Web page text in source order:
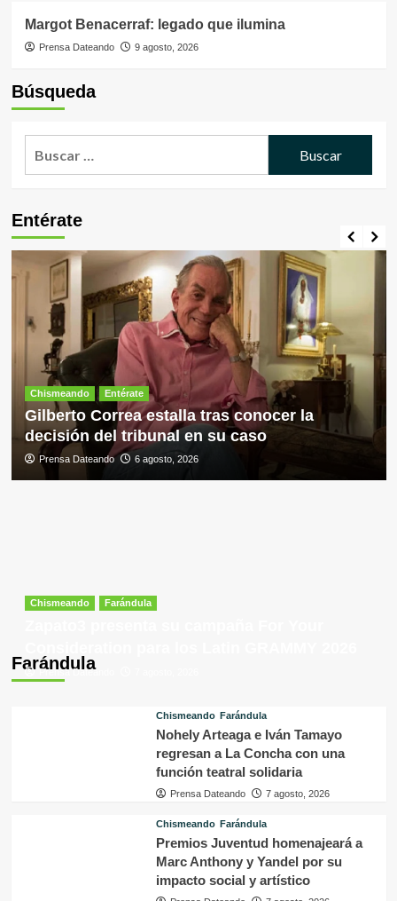
Margot Benacerraf: legado que ilumina
Prensa Dateando 9 agosto, 2026
Búsqueda
Entérate
Chismeando Entérate
Gilberto Correa estalla tras conocer la
decisión del tribunal en su caso
Prensa Dateando 6 agosto, 2026
Farándula
Chismeando Farándula
Prensa Dateando
Chismeando Farándula
Nohely Arteaga e Iván Tamayo
regresan a La Concha con una
función teatral solidaria
Prensa Dateando 7 agosto, 2026
Chismeando Farándula
Premios Juventud homenajeará a
Marc Anthony y Yandel por su
impacto social y artístico